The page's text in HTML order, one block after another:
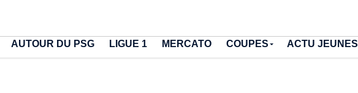
AUTOUR DU PSG LIGUE 1 MERCATO COUPES ACTU JEUNES